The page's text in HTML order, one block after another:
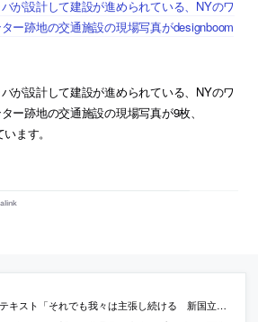
が設計して建設が進められている、NYのワ
ー跡地の交通施設の現場写真がdesignboom
が設計して建設が進められている、NYのワ
ー跡地の交通施設の現場写真が9枚、
ます。
スト「それでも我々は主張し続ける 新国立競技場案について」